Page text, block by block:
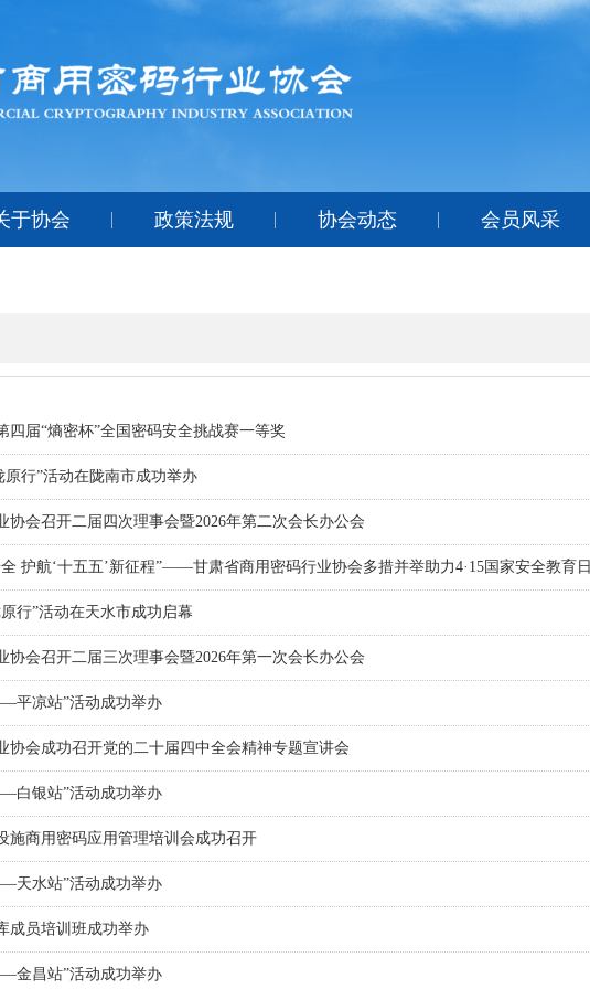
于协会 政策法规 协会动态 会员风采
四届“熵密杯”全国密码安全挑战赛一等奖
原行”活动在陇南市成功举办
协会召开二届四次理事会暨2026年第二次会长办公会
护航‘十五五’新征程”——甘肃省商用密码行业协会多措并举助力4·15国家安全教育日
行”活动在天水市成功启幕
协会召开二届三次理事会暨2026年第一次会长办公会
平凉站”活动成功举办
协会成功召开党的二十届四中全会精神专题宣讲会
白银站”活动成功举办
施商用密码应用管理培训会成功召开
天水站”活动成功举办
成员培训班成功举办
金昌站”活动成功举办